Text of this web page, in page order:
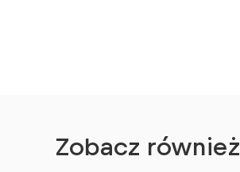
Zobacz również